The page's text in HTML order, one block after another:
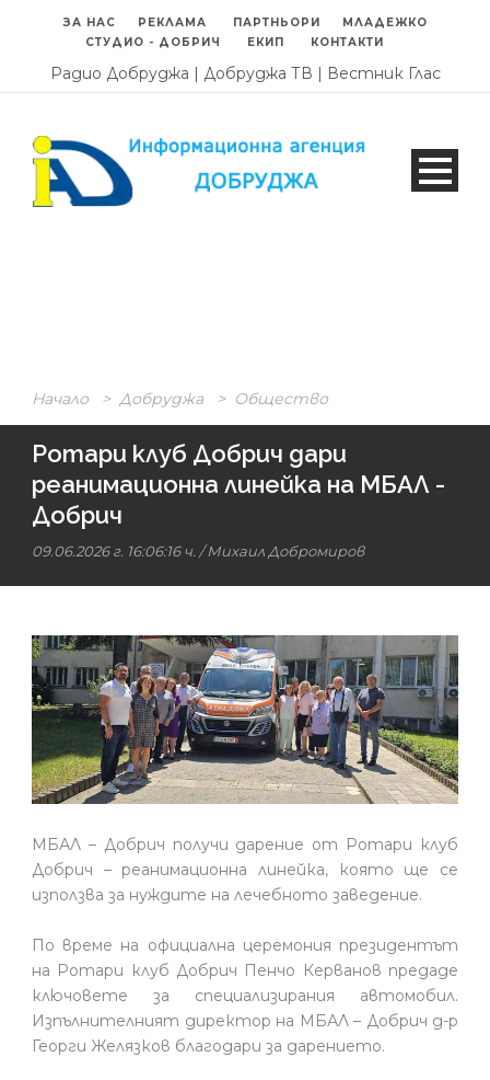
ЗА НАС РЕКЛАМА ПАРТНЬОРИ
МЛАДЕЖКО
СТУДИО - ДОБРИЧ
ЕКИП КОНТАКТИ
Радио Добруджа | Добруджа ТВ | Вестник Глас
Начало > Добруджа > Общество
Ротари клуб Добрич дари
реанимационна линейка на МБАЛ -
Добрич
09.06.2026 г. 16:06:16 ч. /Михаил Добромиров
МБАЛ – Добрич получи дарение от Ротари клуб
Добрич – реанимационна линейка, която ще се
използва за нуждите на лечебното заведение.
По време на официална церемония президентът
на Ротари клуб Добрич Пенчо Керванов предаде
ключовете за специализирания автомобил.
Изпълнителният директор на МБАЛ – Добрич д-р
Георги Желязков благодари за дарението.